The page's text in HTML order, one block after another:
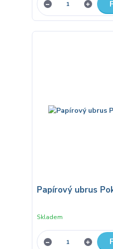
Papírový ubrus
Skladem